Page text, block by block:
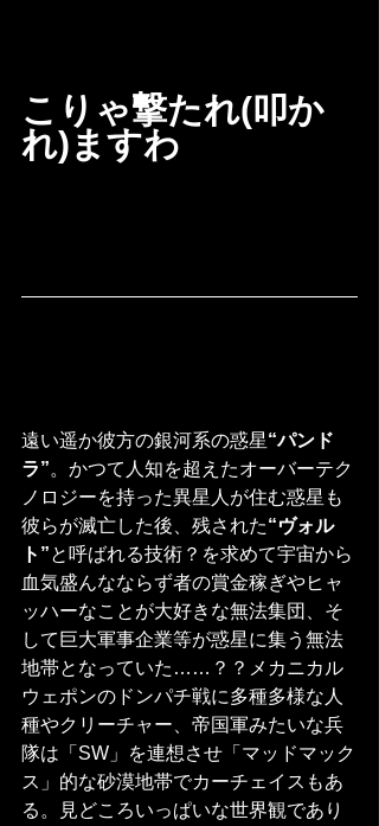
こりゃ撃たれ(叩か
れ)ますわ
遠い遥か彼方の銀河系の惑星“パンド
ラ”。かつて人知を超えたオーバーテク
ノロジーを持った異星人が住む惑星も
彼らが滅亡した後、残された“ヴォル
ト”と呼ばれる技術？を求めて宇宙から
血気盛んなならず者の賞金稼ぎやヒャ
ッハーなことが大好きな無法集団、そ
して巨大軍事企業等が惑星に集う無法
地帯となっていた……？？メカニカル
ウェポンのドンパチ戦に多種多様な人
種やクリーチャー、帝国軍みたいな兵
隊は「SW」を連想させ「マッドマック
ス」的な砂漠地帯でカーチェイスもあ
る。見どころいっぱいな世界観であり